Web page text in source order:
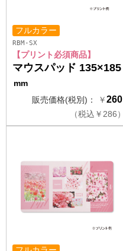
フルカラー
RBM-SX
【プリント必須商品】
マウスパッド 135×185
mm
販売価格(税別)：
￥260
（税込 ￥ 286）